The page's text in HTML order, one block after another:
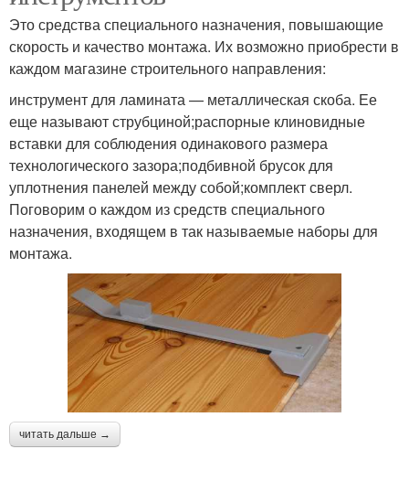
Это средства специального назначения, повышающие
скорость и качество монтажа. Их возможно приобрести в
каждом магазине строительного направления:
инструмент для ламината — металлическая скоба. Ее
еще называют струбциной;распорные клиновидные
вставки для соблюдения одинакового размера
технологического зазора;подбивной брусок для
уплотнения панелей между собой;комплект сверл.
Поговорим о каждом из средств специального
назначения, входящем в так называемые наборы для
монтажа.
читать дальше →